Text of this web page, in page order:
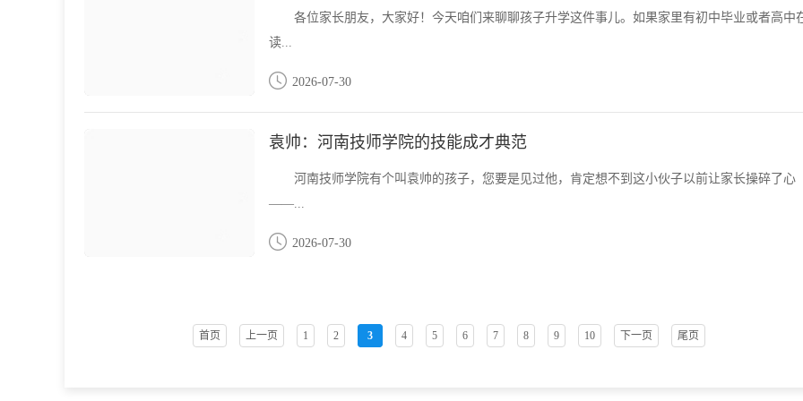
各位家长朋友，大家好！今天咱们来聊聊孩子升学这件事儿。如果家里有初中毕业或者高中
读...
2026-07-30
袁帅：河南技师学院的技能成才典范
河南技师学院有个叫袁帅的孩子，您要是见过他，肯定想不到这小伙子以前让家长操碎了心
——...
2026-07-30
首页 上一页 1 2 3 4 5 6 7 8 9 10 下一页 尾页